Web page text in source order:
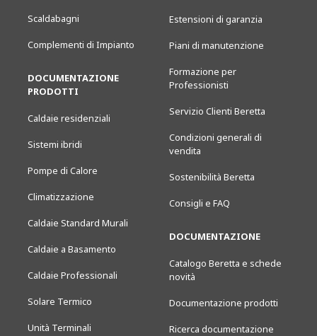
Scaldabagni
Complementi di Impianto
DOCUMENTAZIONE
PRODOTTI
Caldaie residenziali
Sistemi ibridi
Pompe di Calore
Climatizzazione
Caldaie Standard Murali
Caldaie a Basamento
Caldaie Professionali
Solare Termico
Unità Terminali
Estensioni di garanzia
Piani di manutenzione
Formazione per
Professionisti
Servizio Clienti Beretta
Condizioni generali di
vendita
Sostenibilità Beretta
Consigli e FAQ
DOCUMENTAZIONE
Catalogo Beretta e schede
novità
Documentazione prodotti
Ricerca documentazione